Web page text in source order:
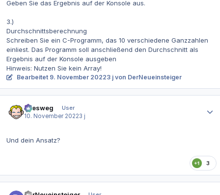
Geben Sie das Ergebnis auf der Konsole aus.
3.)
Durchschnittsberechnung
Schreiben Sie ein C-Programm, das 10 verschiedene Ganzzahlen
einliest. Das Programm soll anschließend den Durchschnitt als
Ergebnis auf der Konsole ausgeben
Hinweis: Nutzen Sie kein Array!
Bearbeitet 9. November 20223 j von DerNeueinsteiger
allesweg
User
10. November 20223 j
Und dein Ansatz?
3